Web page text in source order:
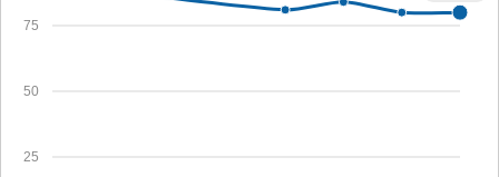
25
50
75